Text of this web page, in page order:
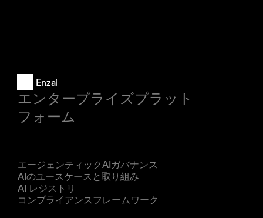
Enzai
エンタープライズプラット
フォーム
エージェンティックAIガバナンス
AIのユースケースと取り組み
AI レジストリ
コンプライアンスフレームワーク